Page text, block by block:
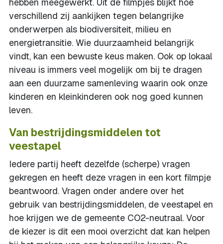
verschillend zij aankijken tegen belangrijke
onderwerpen als biodiversiteit, milieu en
energietransitie. Wie duurzaamheid belangrijk
vindt, kan een bewuste keus maken. Ook op lokaal
niveau is immers veel mogelijk om bij te dragen
aan een duurzame samenleving waarin ook onze
kinderen en kleinkinderen ook nog goed kunnen
leven.
Van bestrijdingsmiddelen tot
veestapel
Iedere partij heeft dezelfde (scherpe) vragen
gekregen en heeft deze vragen in een kort filmpje
beantwoord. Vragen onder andere over het
gebruik van bestrijdingsmiddelen, de veestapel en
hoe krijgen we de gemeente CO2-neutraal. Voor
de kiezer is dit een mooi overzicht dat kan helpen